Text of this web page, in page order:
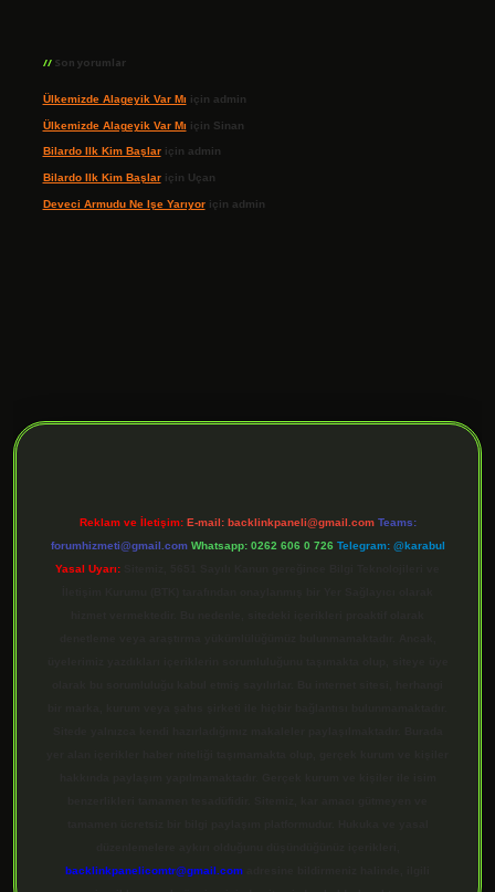
Son yorumlar
Ülkemizde Alageyik Var Mı için admin
Ülkemizde Alageyik Var Mı için Sinan
Bilardo Ilk Kim Başlariçin admin
Bilardo Ilk Kim Başlariçin Uçan
Deveci Armudu Ne Işe Yarıyoriçin admin
Reklam ve İletişim: E-mail: backlinkpaneli@gmail.com Teams:
forumhizmeti@gmail.com Whatsapp: 0262 606 0 726 Telegram: @karabul
Yasal Uyarı:
backlinkpanelicomtr@gmail.com